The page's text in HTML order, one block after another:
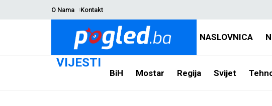
O Nama Kontakt
NASLOVNICA
VIJESTI
BiH Mostar Regija Svijet